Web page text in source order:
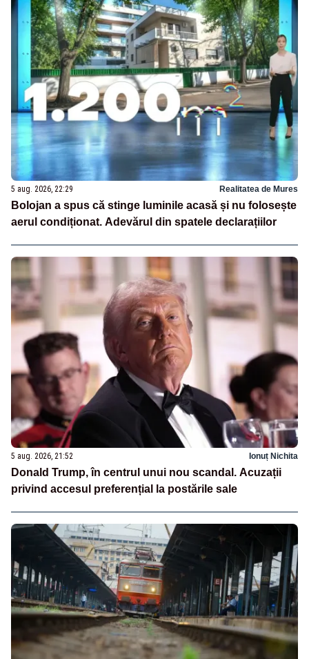
5 aug. 2026, 22:29 Realitatea de Mures
Bolojan a spus că stinge luminile acasă și nu folosește
aerul condiționat. Adevărul din spatele declarațiilor
5 aug. 2026, 21:52 Ionuț Nichita
Donald Trump, în centrul unui nou scandal. Acuzații
privind accesul preferențial la postările sale